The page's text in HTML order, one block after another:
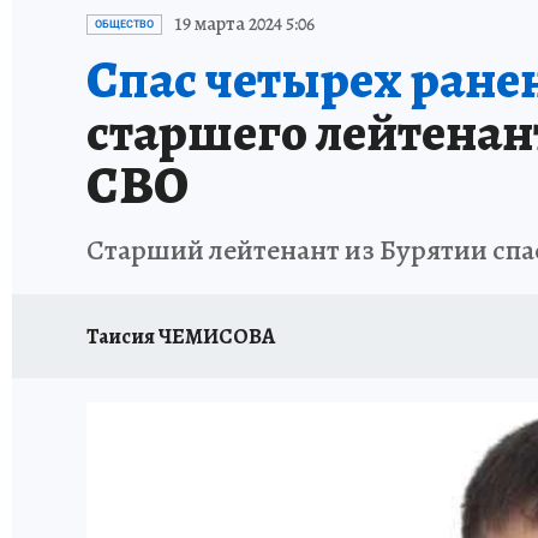
ПРОИСШЕСТВИЯ
ОБЩЕСТВО 19 марта 2024 5:06
Спас четырех
старшего
СВО
Старший лейтенант из Бурятии
Таисия ЧЕМИСОВА